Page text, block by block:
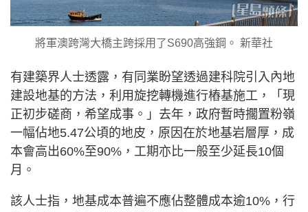
將軍澳跨灣大橋主跨採用了S690高強鋼。 新華社
有建築界人士透露，有同業盼望透過建科院引入內地
建設地基的方法，利用旋挖轉機進行樁基施工，「現
正初步磋商，希望成事。」去年，政府暫時擱置粉嶺
一幅佔地5.47公頃的地皮，原因在於地基岩層厚，成
本會高出60%至90%，工期亦比一般至少延長10個
月。
該人士指，地基成本普遍不應佔整體成本逾10%，行